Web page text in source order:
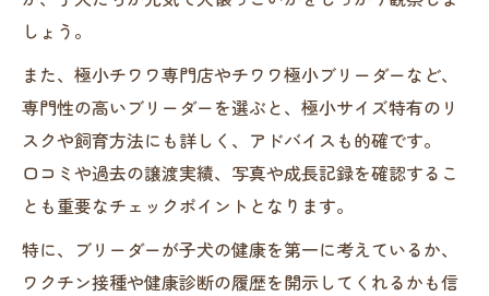
しょう。
また、極小チワワ専門店やチワワ極小ブリーダーなど、
専門性の高いブリーダーを選ぶと、極小サイズ特有のリ
スクや飼育方法にも詳しく、アドバイスも的確です。
口コミや過去の譲渡実績、写真や成長記録を確認するこ
とも重要なチェックポイントとなります。
特に、ブリーダーが子犬の健康を第一に考えているか、
ワクチン接種や健康診断の履歴を開示してくれるかも信